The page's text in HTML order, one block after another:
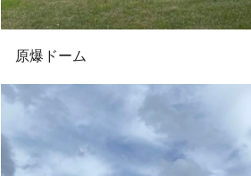
原爆ドーム